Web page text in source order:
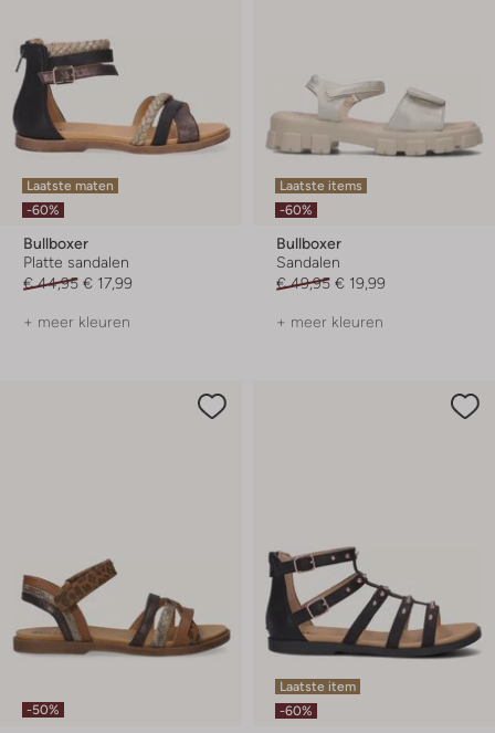
Laatste maten
-60%
Bullboxer
Platte sandalen
€ 44,95 € 17,99
+ meer kleuren
Laatste items
-60%
Bullboxer
Sandalen
€ 49,95 € 19,99
+ meer kleuren
-50%
Laatste item
-60%